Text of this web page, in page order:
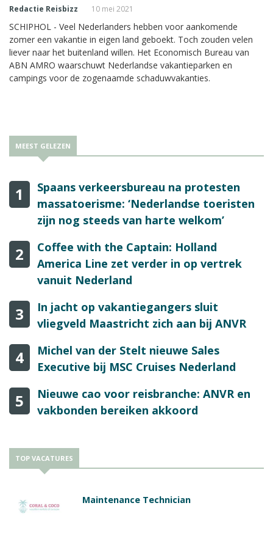
Redactie Reisbizz 10 mei 2021
SCHIPHOL - Veel Nederlanders hebben voor aankomende
zomer een vakantie in eigen land geboekt. Toch zouden velen
liever naar het buitenland willen. Het Economisch Bureau van
ABN AMRO waarschuwt Nederlandse vakantieparken en
campings voor de zogenaamde schaduwvakanties.
MEEST GELEZEN
1
Spaans verkeersbureau na protesten
massatoerisme: ‘Nederlandse toeristen
zijn nog steeds van harte welkom’
2
Coffee with the Captain: Holland
America Line zet verder in op vertrek
vanuit Nederland
3
In jacht op vakantiegangers sluit
vliegveld Maastricht zich aan bij ANVR
4
Michel van der Stelt nieuwe Sales
Executive bij MSC Cruises Nederland
5
Nieuwe cao voor reisbranche: ANVR en
vakbonden bereiken akkoord
TOP VACATURES
Maintenance Technician